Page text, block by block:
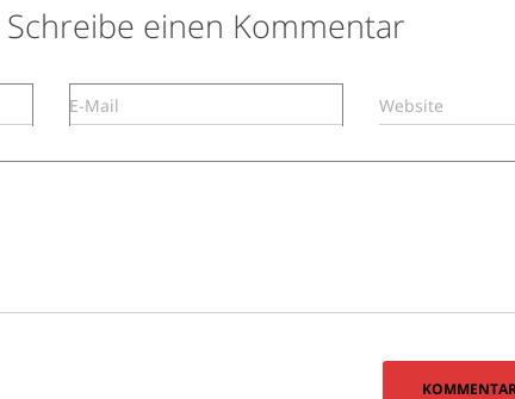
Schreibe einen Kommentar
E-Mail Website